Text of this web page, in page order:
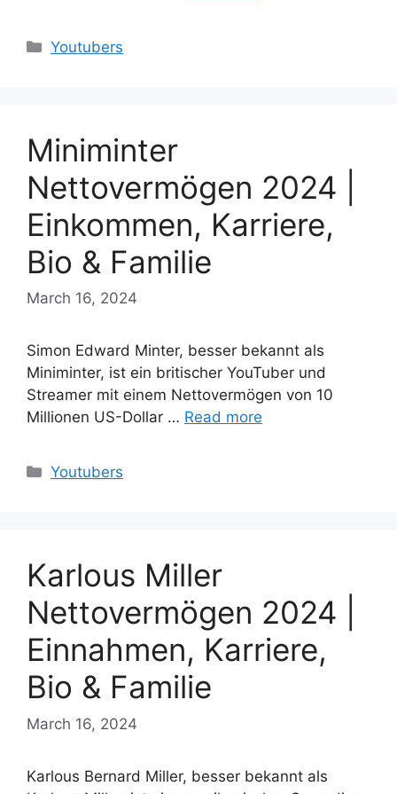
Categories
Youtubers
Miniminter
Nettovermögen 2024 |
Einkommen, Karriere,
Bio & Familie
March 16, 2024
Simon Edward Minter, besser bekannt als
Miniminter, ist ein britischer YouTuber und
Streamer mit einem Nettovermögen von 10
Millionen US-Dollar … Read more
Categories
Youtubers
Karlous Miller
Nettovermögen 2024 |
Einnahmen, Karriere,
Bio & Familie
March 16, 2024
Karlous Bernard Miller, besser bekannt als